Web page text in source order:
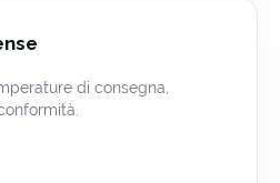
di consegna,